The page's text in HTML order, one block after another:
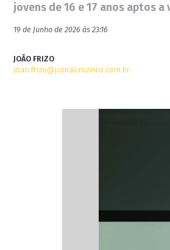
jovens de 16 e 17 anos aptos
19 de Junho de 2026 às 23:16
JOÃO FRIZO
joao.frizo@jornalcruzeiro.com.br